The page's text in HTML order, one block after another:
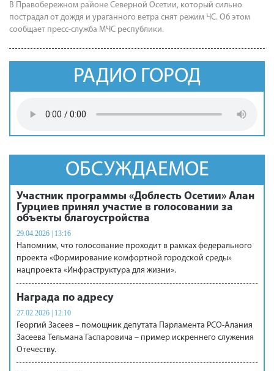
В Правобережном районе Северной Осетии, который сильно
пострадал от дождя и ураганного ветра снят режим ЧС. Об этом
сообщает пресс-служба МЧС республики.
РАДИО ГОРОД
ОБСУЖДАЕМОЕ
Участник программы «Доблесть Осетии» Алан
Гурциев принял участие в голосовании за
объекты благоустройства
29.04.2026 | 13:16
Напомним, что голосование проходит в рамках федерального
проекта «Формирование комфортной городской среды»
нацпроекта «Инфраструктура для жизни».
Награда по адресу
27.02.2026 | 12:10
Георгий Засеев – помощник депутата Парламента РСО-Алания
Засеева Тельмана Гаспаровича – пример искреннего служения
Отечеству.